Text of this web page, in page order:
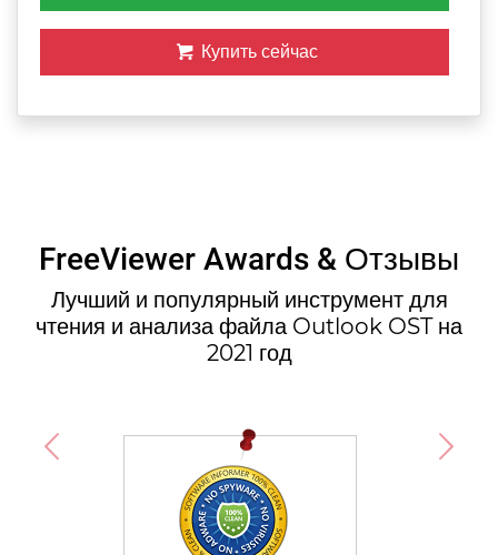
Купить сейчас
FreeViewer Awards & Отзывы
Лучший и популярный инструмент для
чтения и анализа файла Outlook OST на
2021 год